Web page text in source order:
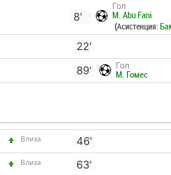
8'
Гол
M. Abu Fani
(Асистенция:
22'
89'
Гол
М. Гомес
Влиза 46'
Влиза 63'